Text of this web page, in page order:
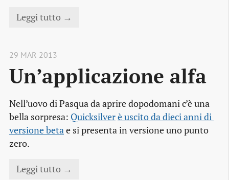
Leggi tutto →
29 MAR 2013
Un’applicazione alfa
Nell’uovo di Pasqua da aprire dopodomani c’è una
bella sorpresa: Quicksilverè uscito da dieci anni di
versione betae si presenta in versioneuno punto
zero.
Leggi tutto →